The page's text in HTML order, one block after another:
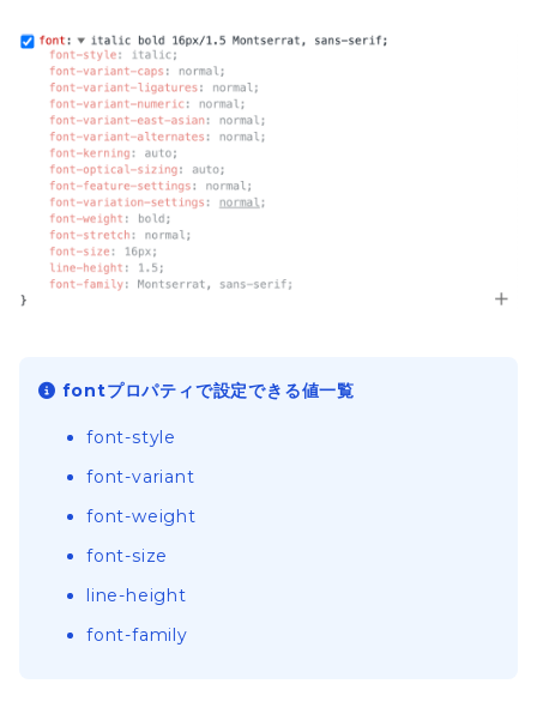
fontプロパティで設定できる値一覧
font-style
font-variant
font-weight
font-size
line-height
font-family